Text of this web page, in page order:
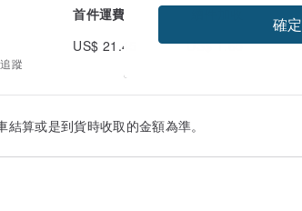
首件運費
US$ 21.45 US$ 1.65
蹤
算或是到貨時收取的金額為準。
確定